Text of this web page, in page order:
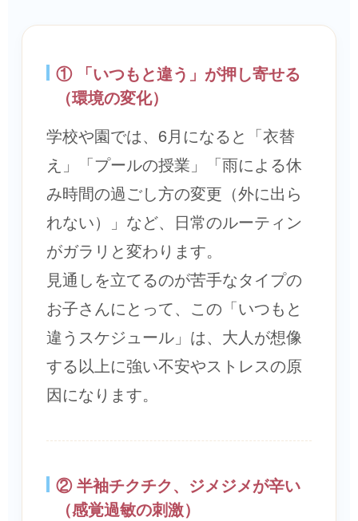
① 「いつもと違う」が押し寄せる
（環境の変化）
学校や園では、6月になると「衣替
え」「プールの授業」「雨による休
み時間の過ごし方の変更（外に出ら
れない）」など、日常のルーティン
がガラリと変わります。
見通しを立てるのが苦手なタイプの
お子さんにとって、この「いつもと
違うスケジュール」は、大人が想像
する以上に強い不安やストレスの原
因になります。
② 半袖チクチク、ジメジメが辛い
（感覚過敏の刺激）